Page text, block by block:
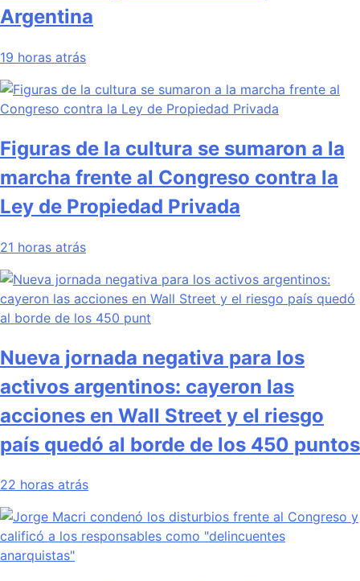
Argentina
19 horas atrás
Figuras de la cultura se sumaron a la
marcha frente al Congreso contra la
Ley de Propiedad Privada
21 horas atrás
Nueva jornada negativa para los
activos argentinos: cayeron las
acciones en Wall Street y el riesgo
país quedó al borde de los 450 puntos
22 horas atrás